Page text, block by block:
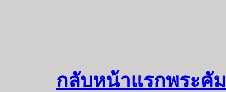
กลับหน้าแรกพระคั